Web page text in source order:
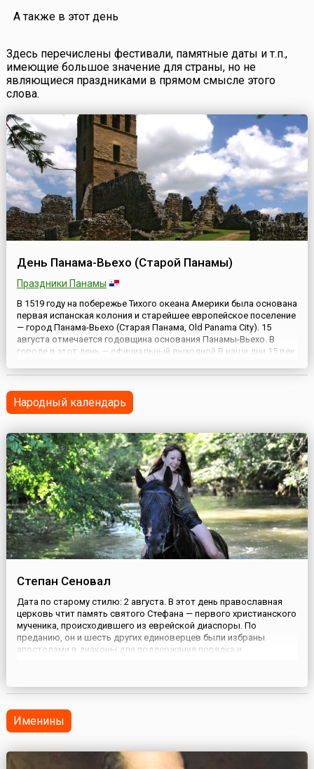
А также в этот день
Здесь перечислены фестивали, памятные даты и т.п.,
имеющие большое значение для страны, но не
являющиеся праздниками в прямом смысле этого
слова.
День Панама-Вьехо (Старой Панамы)
Праздники Панамы
В 1519 году на побережье Тихого океана Америки была основана
первая испанская колония и старейшее европейское поселение
— город Панама-Вьехо (Старая Панама, Old Panama City). 15
августа отмечается годовщина основания Панамы-Вьехо. В
городе в этот день — официальный выходной.В наши дни 15 век
пиратами города. Эта историческая часть столи...
Народный календарь
Степан Сеновал
Дата по старому стилю: 2 августа. В этот день православная
церковь чтит память святого Стефана — первого христианского
мученика, происходившего из еврейской диаспоры. По
преданию, он и шесть других единоверцев были избраны
апостолами в диаконы для поддержания порядка и
ограничивалась возложенным на него служе...
Именины